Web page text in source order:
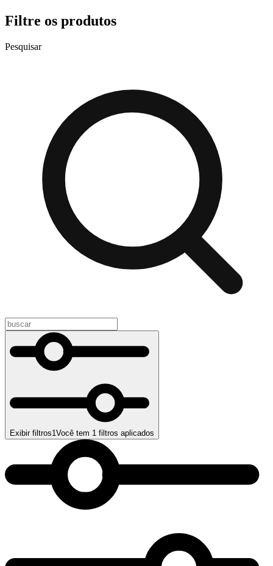
Filtre os produtos
Pesquisar
Exibir filtros1Você tem 1 filtros aplicados